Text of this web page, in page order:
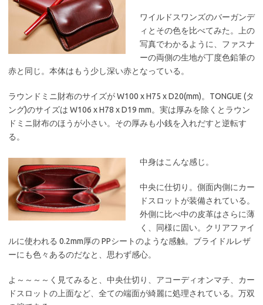
ワイルドスワンズのバーガンデ
ィとその色を比べてみた。上の
写真でわかるように、ファスナ
ーの両側の生地が丁度色鉛筆の
赤と同じ。本体はもう少し深い赤となっている。
ラウンドミニ財布のサイズが W100 x H75 x D20(mm)。TONGUE (タ
ング)のサイズは W106 x H78 x D19 mm。実は厚みを除くとラウン
ドミニ財布のほうが小さい。その厚みも小銭を入れだすと逆転す
る。
中身はこんな感じ。
中央に仕切り。側面内側にカー
ドスロットが装備されている。
外側に比べ中の皮革はさらに薄
く、同様に固い。クリアファイ
ルに使われる 0.2mm厚の PPシートのような感触。ブライドルレザ
ーにも色々あるのだなと、思わず感心。
よ～～～～く見てみると、中央仕切り、アコーディオンマチ、カー
ドスロットの上面など、全ての端面が綺麗に処理されている。万双